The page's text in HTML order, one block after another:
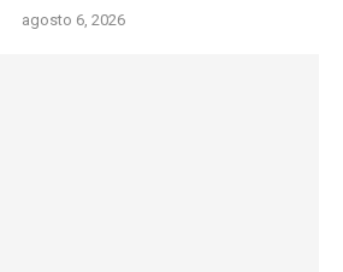
agosto 6, 2026